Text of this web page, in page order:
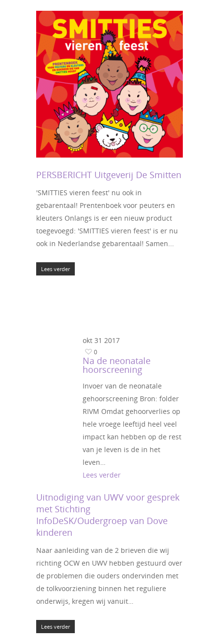
PERSBERICHT Uitgeverij De Smitten
'SMITTIES vieren feest' nu ook in
gebarentaal! Prentenboek voor peuters en
kleuters Onlangs is er een nieuw product
toegevoegd: 'SMITTIES vieren feest' is er nu
ook in Nederlandse gebarentaal! Samen...
Lees verder
okt 31 2017
0
Na de neonatale
hoorscreening
Invoer van de neonatale
gehoorscreening Bron: folder
RIVM Omdat gehoorverlies op
hele vroege leeftijd heel veel
impact kan hebben op de rest
van je leven is de in het
leven…
Lees verder
Uitnodiging van UWV voor gesprek
met Stichting
InfoDeSK/Oudergroep van Dove
kinderen
Naar aanleiding van de 2 brieven die wij
richting OCW en UWV hebben gestuurd over
de problemen die ouders ondervinden met
de tolkvoorziening binnen het reguliere
onderwijs, kregen wij vanuit…
Lees verder